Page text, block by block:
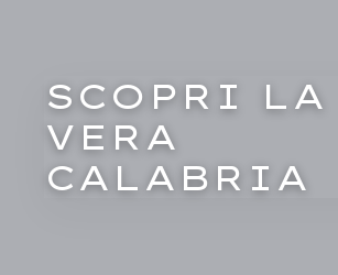
SCOPRI LA
VERA
CALABRIA